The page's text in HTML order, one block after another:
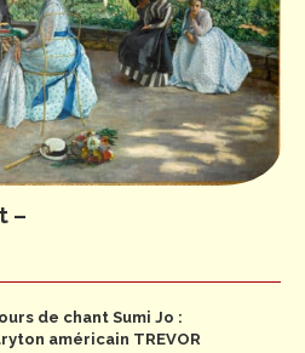
–
de chant Sumi Jo :
américain TREVOR